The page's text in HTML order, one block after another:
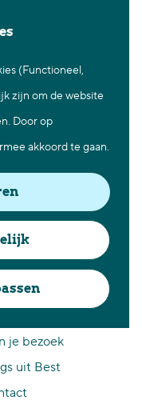
(Functioneel,
zijn om de website
Door op
akkoord te gaan.
in Best
Best
populierenverleden
ondernemers en
je bezoek
uit Best